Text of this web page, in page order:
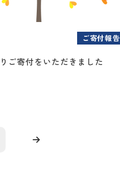
ご寄付報告
ご寄付をいただきました